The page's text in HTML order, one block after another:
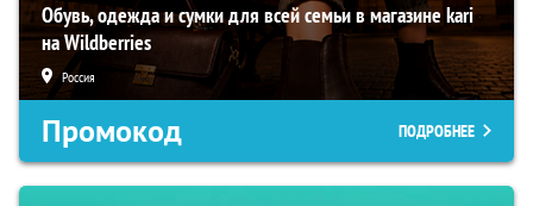
Обувь, одежда и сумки для всей семьи в магазине kari
на Wildberries
Россия
Промокод ПОДРОБНЕЕ